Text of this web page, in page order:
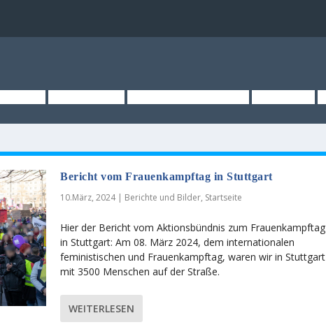
Bericht vom Frauenkampftag in Stuttgart
10.März, 2024| Berichte und Bilder, Startseite
Hier der Bericht vom Aktionsbündnis zum Frauenkampftag
in Stuttgart: Am 08. März 2024, dem internationalen
feministischen und Frauenkampftag, waren wir in Stuttgart
mit 3500 Menschen auf der Straße.
WEITERLESEN